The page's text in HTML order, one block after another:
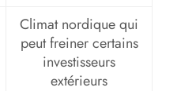
Climat nordique qui
peut freiner certains
investisseurs
extérieurs